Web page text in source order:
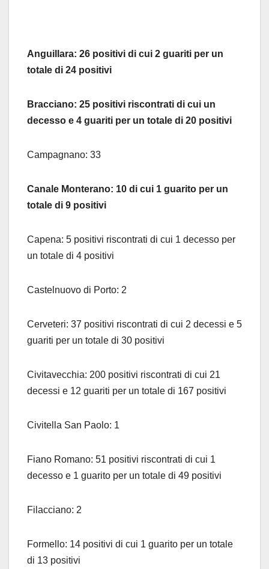
Anguillara: 26 positivi di cui 2 guariti per un
totale di 24 positivi
Bracciano: 25 positivi riscontrati di cui un
decesso e 4 guariti per un totale di 20 positivi
Campagnano: 33
Canale Monterano: 10 di cui 1 guarito per un
totale di 9 positivi
Capena: 5 positivi riscontrati di cui 1 decesso per
un totale di 4 positivi
Castelnuovo di Porto: 2
Cerveteri: 37 positivi riscontrati di cui 2 decessi e 5
guariti per un totale di 30 positivi
Civitavecchia: 200 positivi riscontrati di cui 21
decessi e 12 guariti per un totale di 167 positivi
Civitella San Paolo: 1
Fiano Romano: 51 positivi riscontrati di cui 1
decesso e 1 guarito per un totale di 49 positivi
Filacciano: 2
Formello: 14 positivi di cui 1 guarito per un totale
di 13 positivi